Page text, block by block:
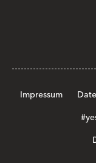
Impressum